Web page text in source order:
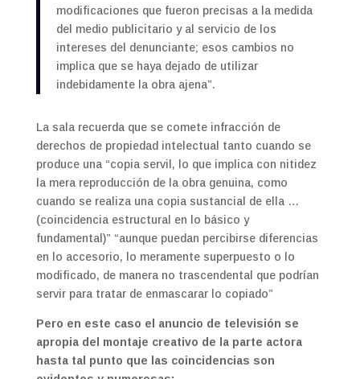
modificaciones que fueron precisas a la medida
del medio publicitario y al servicio de los
intereses del denunciante; esos cambios no
implica que se haya dejado de utilizar
indebidamente la obra ajena”.
La sala recuerda que se comete infracción de
derechos de propiedad intelectual tanto cuando se
produce una “copia servil, lo que implica con nitidez
la mera reproducción de la obra genuina, como
cuando se realiza una copia sustancial de ella …
(coincidencia estructural en lo básico y
fundamental)” “aunque puedan percibirse diferencias
en lo accesorio, lo meramente superpuesto o lo
modificado, de manera no trascendental que podrían
servir para tratar de enmascarar lo copiado”
Pero en este caso el anuncio de televisión se
apropia del montaje creativo de la parte actora
hasta tal punto que las coincidencias son